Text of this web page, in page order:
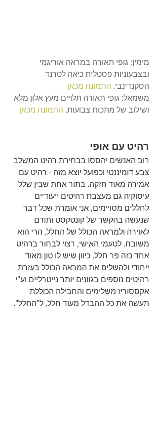
מימין: גופי תאורה במראה אוריגמי
ובצבעוניות פסטלית כיאה לטרנד
הסקנדינבי. התמונה מכאן
משמאל: גופי תאורה תלויים מעץ אלון מלא
ושילוב של מתכות צבועות. התמונה מכאן
רהיט עם אופי
רוב האנשים יהססו בבחירת רהיט המשלב
צבע דומיננטי וכפועל יוצא מזה - רהיט עם
אמירה מאוד חזקה. בתור אחת שבין שלל
עיסוקיה גם מעצבת רהיטים ייעודיים
לחללים מסויימים, אני אומרת שכל דבר
שנעשה בהקשר של קונטקסט ותורם
לאוירה ולמראה הכולל של החלל, הרי הוא
משובח. לטעמי האישי, רצוי לבחור ברהיט
אחד כזה פר חלל, כיוון שיש לו טון מאוד
ייחודי ולהשלים את המראה הכולל בעזרת
רהיטים נוספים בגוונים יותר נייטרליים וע"י
אקססוריז משלימים והחבילה הכוללת
תעשה את כל ההבדל מעוד חלל, ל"החלל".